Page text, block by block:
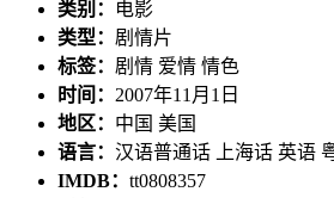
类别：
电影
类型： 剧情片
标签： 剧情 爱情 情色
时间： 2007年11月1日
地区： 中国 美国
语言： 汉语普通话 上海话 英语
IMDB： tt0808357